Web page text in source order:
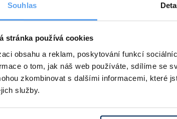
Souhlas
stránka používá cookies
obsahu a reklam, poskytování funkcí
o tom, jak náš web používáte, sdílíme se
zkombinovat s dalšími informacemi, které
služby.
objemy. Vysoká odolnost vůči kyselinám
i zásadám. Teplotní odolnost do 1000 °C.
od 44 Kč